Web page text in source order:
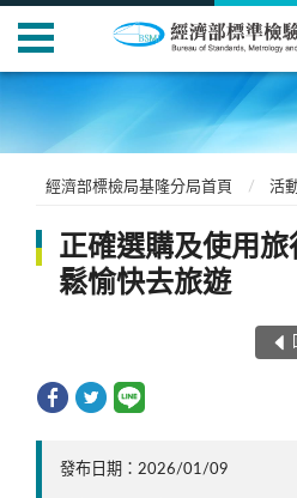
經濟部標檢局基隆分局首頁 活
正確選購及使用
鬆愉快去旅遊
發布日期：2026/01/09